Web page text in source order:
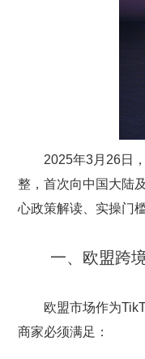
2025年3月26日，
整，首次向中国大陆
心政策解读、实操门
一、欧盟跨境
欧盟市场作为
商家必须满足：